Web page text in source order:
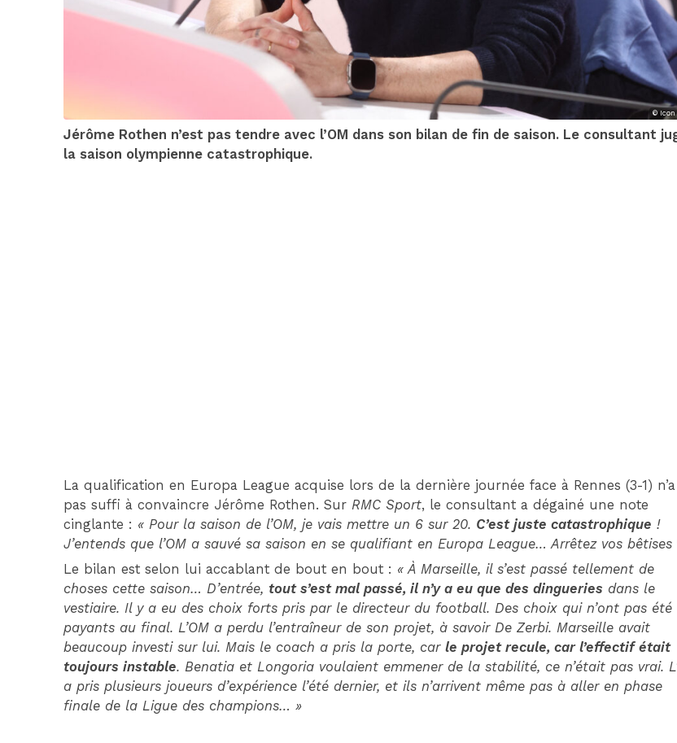
©
Jérôme Rothen n’est pas tendre avec l’OM dans son bilan de fin de saison. Le consultant
la saison olympienne catastrophique.
La qualification en Europa League acquise lors de la dernière journée face à Rennes (3-1) n’a
pas suffi à convaincre Jérôme Rothen. Sur RMC Sport, le consultant a dégainé une note
cinglante : « Pour la saison de l’OM, je vais mettre un 6 sur 20. C’est juste catastrophique !
J’entends que l’OM a sauvé sa saison en se qualifiant en Europa League… Arrêtez vos bêtises
Le bilan est selon lui accablant de bout en bout : « À Marseille, il s’est passé tellement de
choses cette saison… D’entrée, tout s’est mal passé, il n’y a eu que des dingueries dans le
vestiaire. Il y a eu des choix forts pris par le directeur du football. Des choix qui n’ont pas été
payants au final. L’OM a perdu l’entraîneur de son projet, à savoir De Zerbi. Marseille avait
beaucoup investi sur lui. Mais le coach a pris la porte, carle projet recule, car l’effectif était
toujours instable. Benatia et Longoria voulaient emmener de la stabilité, ce n’était pas vrai.
a pris plusieurs joueurs d’expérience l’été dernier, et ils n’arrivent même pas à aller en phase
finale de la Ligue des champions… »